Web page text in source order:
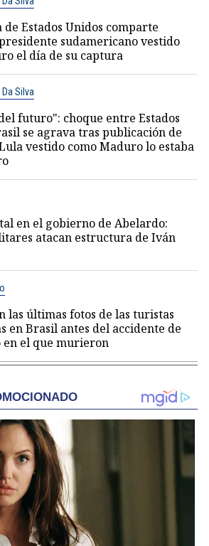
de Estados Unidos comparte
sudamericano vestido
el día de su captura
Silva
futuro": choque entre Estados
se agrava tras publicación de
vestido como Maduro lo estaba
en el gobierno de Abelardo:
atacan estructura de Iván
las últimas fotos de las turistas
en Brasil antes del accidente de
el que murieron